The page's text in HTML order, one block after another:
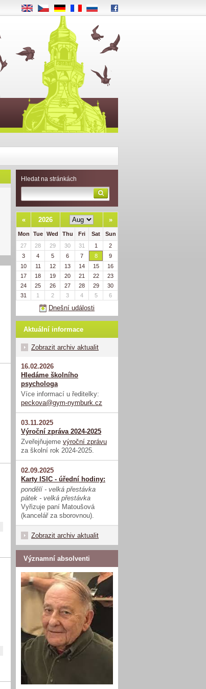
Hledat na stránkách
« 2026 »
Mon Tue Wed Thu Fri Sat
Sun
27
28 29 30 31 1
2
3
4 5 6 7 8
9
10
11 12 13 14 15
16
17
18 19 20 21 22
23
24
25 26 27 28 29
30
31
1 2 3 4 5 6
Dnešní události
Aktuální informace
Zobrazit archiv aktualit
16.02.2026
Hledáme školního
psychologa
Více informací u ředitelky:
peckova@gym-nymburk.cz
03.11.2025
Výroční zpráva 2024-2025
Zveřejňujeme výroční zprávu
za školní rok 2024-2025.
02.09.2025
Karty ISIC - úřední hodiny:
pondělí - velká přestávka
pátek - velká přestávka
Vyřizuje paní Matoušová
(kancelář za sborovnou).
Zobrazit archiv aktualit
Významní absolventi
EN CS DE RU